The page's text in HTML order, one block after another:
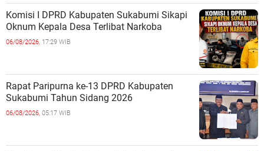
Komisi I DPRD Kabupaten Sukabumi Sikapi
Oknum Kepala Desa Terlibat Narkoba
06/08/2026, 17:29 WIB
Rapat Paripurna ke-13 DPRD Kabupaten
Sukabumi Tahun Sidang 2026
06/08/2026, 05:17 WIB